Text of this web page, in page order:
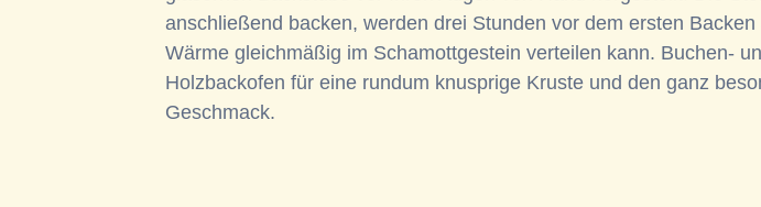
anschließend backen, werden drei Stunden vor dem ersten
Wärme gleichmäßig im Schamottgestein verteilen kann. Buchen-
Holzbackofen für eine rundum knusprige Kruste und den ganz
Geschmack.